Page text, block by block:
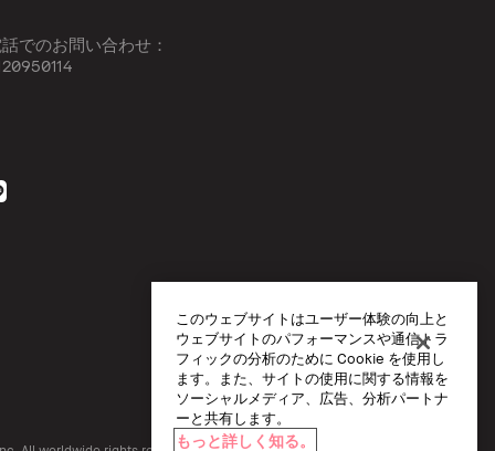
でのお問い合わせ：
このウェブサイトはユーザー体験の向上と
ウェブサイトのパフォーマンスや通信トラ
フィックの分析のために Cookie を使用し
ます。また、サイトの使用に関する情報を
ソーシャルメディア、広告、分析パートナ
ーと共有します。
もっと詳しく知る。